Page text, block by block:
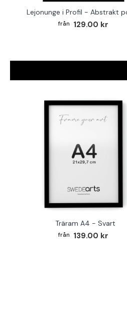
129.00 kr
Träram A4 - Svart
139.00 kr